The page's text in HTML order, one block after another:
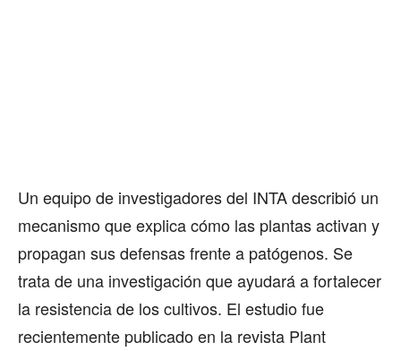
Un equipo de investigadores del INTA describió un
mecanismo que explica cómo las plantas activan y
propagan sus defensas frente a patógenos. Se
trata de una investigación que ayudará a fortalecer
la resistencia de los cultivos. El estudio fue
recientemente publicado en la revista Plant